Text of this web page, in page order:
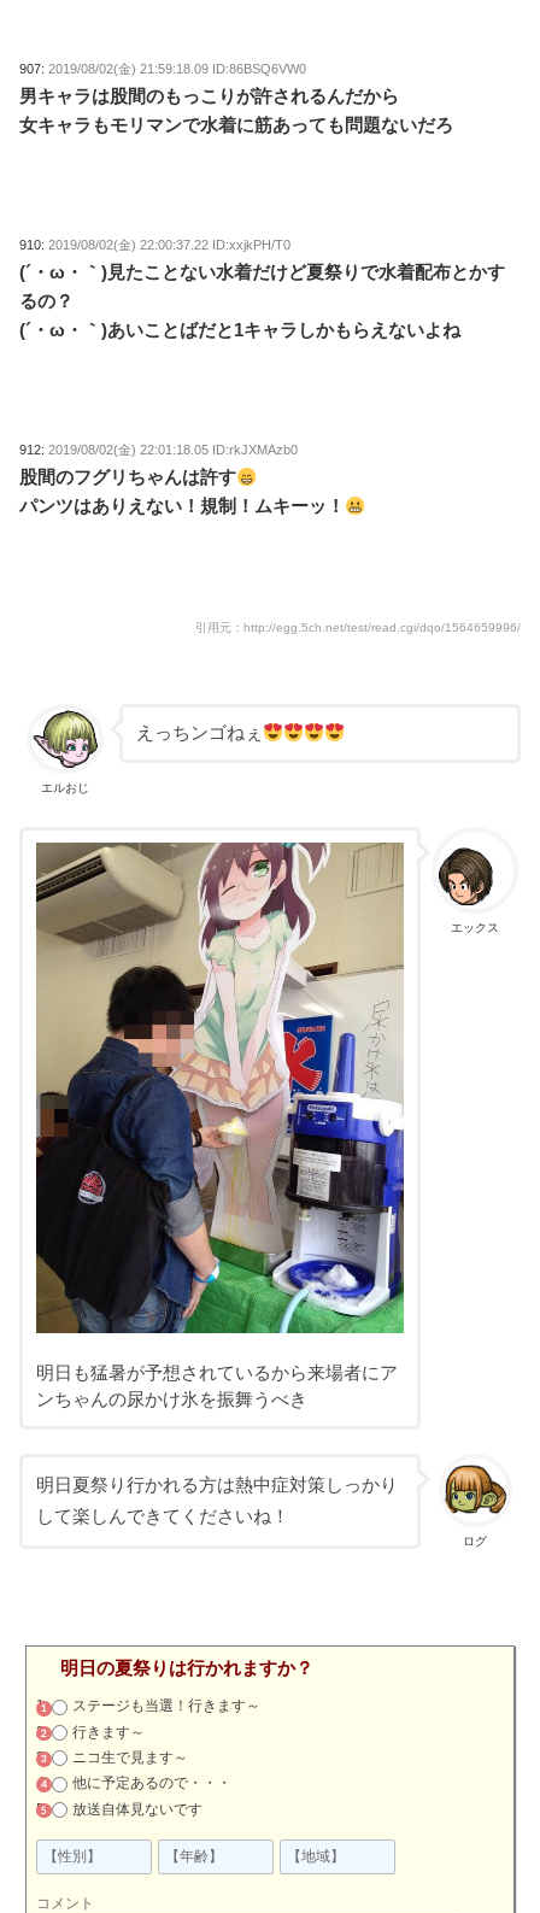
907:2019/08/02(金) 21:59:18.09 ID:86BSQ6VW0
男キャラは股間のもっこりが許されるんだから
女キャラもモリマンで水着に筋あっても問題ないだろ
910:2019/08/02(金) 22:00:37.22 ID:xxjkPH/T0
(´・ω・｀)見たことない水着だけど夏祭りで水着配布とかす
るの？
(´・ω・｀)あいことばだと1キャラしかもらえないよね
912:2019/08/02(金) 22:01:18.05 ID:rkJXMAzb0
股間のフグリちゃんは許す
パンツはありえない！規制！ムキーッ！
引用元：http://egg.5ch.net/test/read.cgi/dqo/1564659996/
エルおじ
えっちンゴねぇ
エックス
明日も猛暑が予想されているから来場者にア
ンちゃんの尿かけ氷を振舞うべき
ログ
明日夏祭り行かれる方は熱中症対策しっかり
して楽しんできてくださいね！
明日の夏祭りは行かれますか？
ステージも当選！行きます～
行きます～
ニコ生で見ます～
他に予定あるので・・・
放送自体見ないです
コメント